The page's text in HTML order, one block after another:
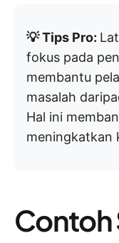
💡 Tips Pro:
fokus pada
membantu
masalah
Hal ini
meningkatkan
Contoh